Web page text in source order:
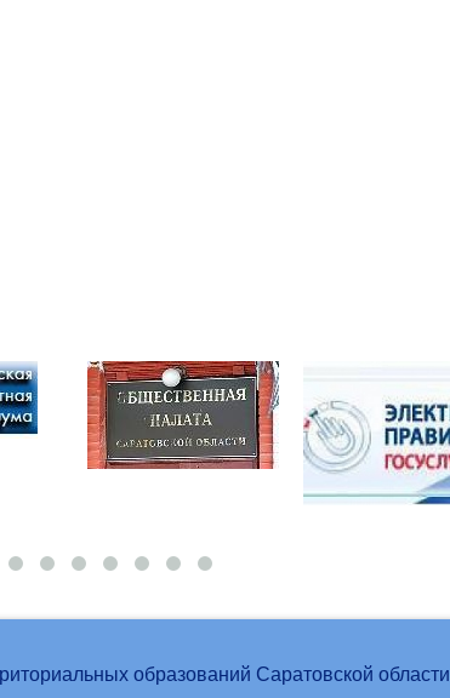
образований Саратовской области